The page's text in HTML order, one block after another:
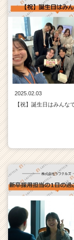
2025.02.03
【祝】誕生日はみんな